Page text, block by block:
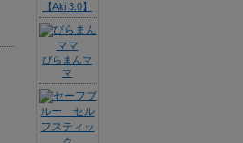
【Aki 3.0】
びらまんマ
マ